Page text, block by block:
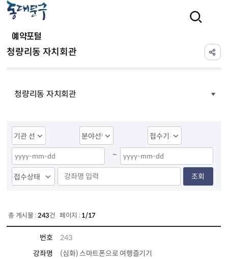
예약포털
청량리동 자치회관
청량리동 자치회관
~
조회
총 게시물 : 243건 페이지 : 1/17
번호
243
강좌명
(심화) 스마트폰으로 여행즐기기